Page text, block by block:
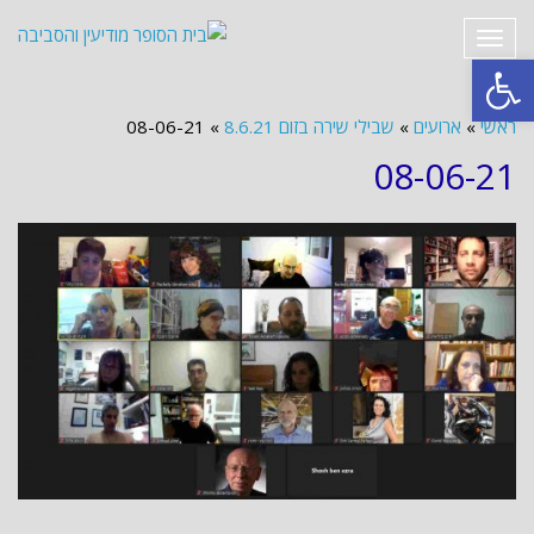
פתח סרגל נגישות
תפריט
ראשי » ארועים » שבילי שירה בזום 8.6.21 »
08-06-21
08-06-21